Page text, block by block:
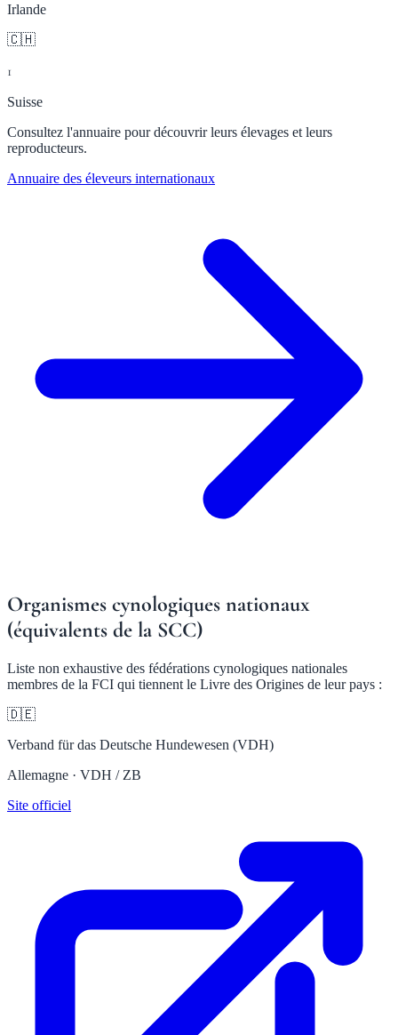
Irlande
🇨🇭
1
Suisse
Consultez l'annuaire pour découvrir leurs élevages et leurs
reproducteurs.
Annuaire des éleveurs internationaux
Organismes cynologiques nationaux
(équivalents de la SCC)
Liste non exhaustive des fédérations cynologiques nationales
membres de la FCI qui tiennent le Livre des Origines de leur pays :
🇩🇪
Verband für das Deutsche Hundewesen (VDH)
Allemagne · VDH / ZB
Site officiel